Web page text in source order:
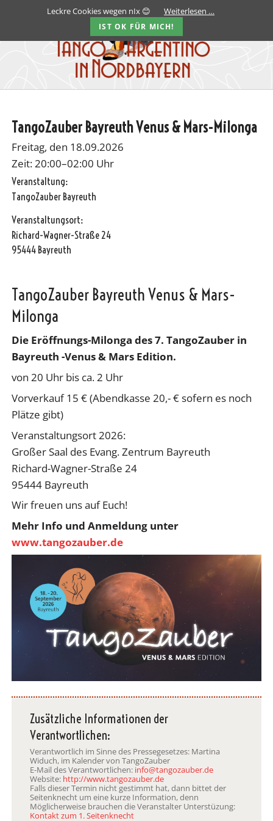
TangoZauber Bayreuth Venus & Mars-Milonga
Freitag, den 18.09.2026
Zeit: 20:00–02:00 Uhr
Veranstaltung:
TangoZauber Bayreuth
Veranstaltungsort:
Richard-Wagner-Straße 24
95444 Bayreuth
TangoZauber Bayreuth Venus & Mars-
Milonga
Die Eröffnungs-Milonga des 7. TangoZauber in
Bayreuth -Venus & Mars Edition.
von 20 Uhr bis ca. 2 Uhr
Vorverkauf 15 € (Abendkasse 20,- € sofern es noch
Plätze gibt)
Veranstaltungsort 2026:
Großer Saal des Evang. Zentrum Bayreuth
Richard-Wagner-Straße 24
95444 Bayreuth
Wir freuen uns auf Euch!
Mehr Info und Anmeldung unter
www.tangozauber.de
Zusätzliche Informationen der
Verantwortlichen:
Verantwortlich im Sinne des Pressegesetzes: Martina
Widuch, im Kalender von TangoZauber
E-Mail des Verantwortlichen: info@tangozauber.de
Website: http://www.tangozauber.de
Falls dieser Termin nicht gestimmt hat, dann bittet der
Seitenknecht um eine kurze Information, denn
Möglicherweise brauchen die Veranstalter Unterstüzung:
Kontakt zum 1. Seitenknecht
Leckre Cookies wegen nIx 😊 Weiterlesen …
IST OK FÜR MICH!